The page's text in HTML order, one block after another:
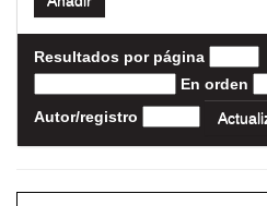
Resultados por página
En orden
Autor/registro